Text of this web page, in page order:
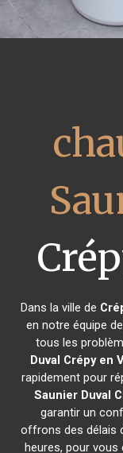
Dans la ville de
en notre équipe
tous les
Duval Crépy en
rapidement pour
Saunier Duval
garantir un
offrons des délais
heures, pour vous